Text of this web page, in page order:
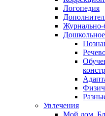
Логопедия
Журнально-
Увлечения
Мой дом.